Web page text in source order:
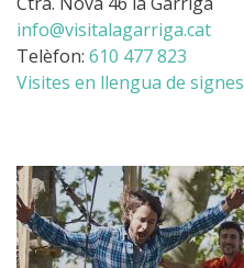
info@visitalagarriga.cat
Telèfon: 610 477 823
Visites en llengua de signes